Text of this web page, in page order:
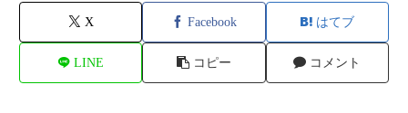
X Facebook はてブ
LINE コピー コメント